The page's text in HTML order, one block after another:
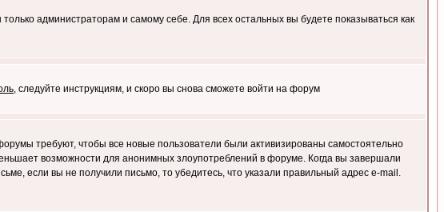
администраторам и самому себе. Для всех остальных вы будете показываться как
, следуйте инструкциям, и скоро вы снова сможете войти на форум
требуют, чтобы все новые пользователи были активизированы самостоятельно
возможности для анонимных злоупотреблений в форуме. Когда вы завершали
если вы не получили письмо, то убедитесь, что указали правильный адрес e-mail.